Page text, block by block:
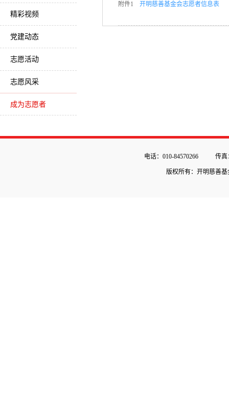
精彩视频
党建动态
志愿活动
志愿风采
成为志愿者
附件1 开明慈善基金会志愿者信息表
电话：010-84570266 传真
版权所有：开明慈善基